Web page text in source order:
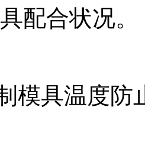
配合状况。
模具温度防